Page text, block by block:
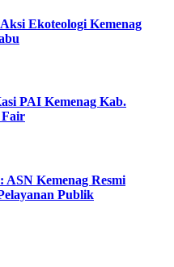
Ekoteologi Kemenag
PAI Kemenag Kab.
Fair
ASN Kemenag Resmi
Publik